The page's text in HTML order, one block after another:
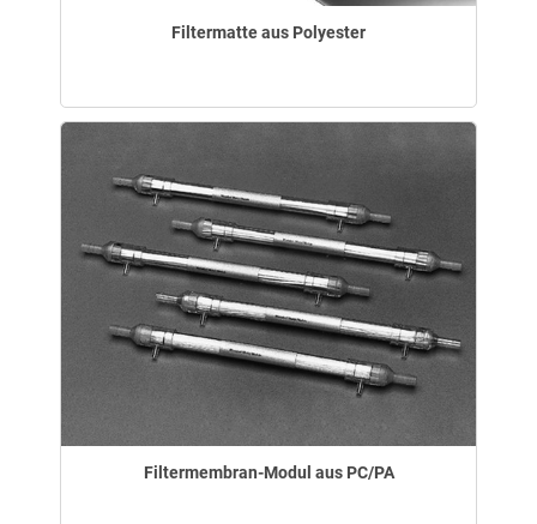
Filtermatte aus Polyester
Filtermembran-Modul aus PC/PA